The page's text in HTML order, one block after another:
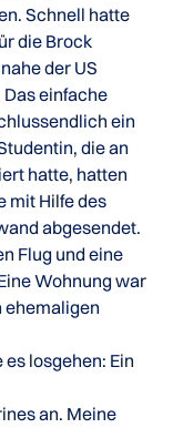
Schnell hatte
die Brock
der US
einfache
ein
die an
hatte, hatten
mit Hilfe des
abgesendet.
Flug und eine
Wohnung war
ehemaligen
losgehen: Ein
an. Meine